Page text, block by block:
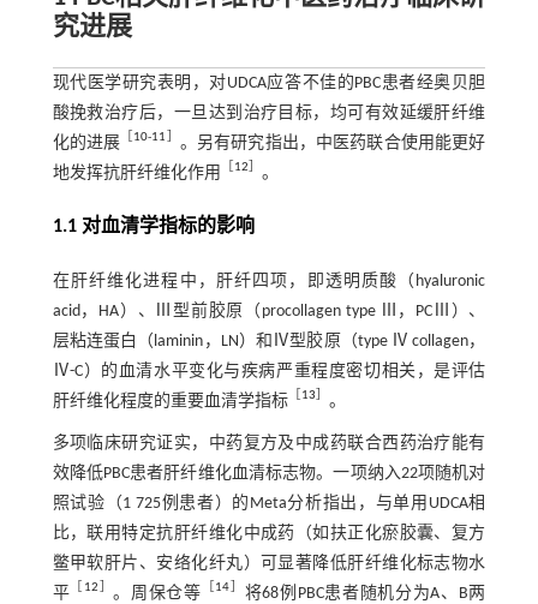
究进展
现代医学研究表明，对UDCA应答不佳的PBC患者经奥贝胆
酸挽救治疗后，一旦达到治疗目标，均可有效延缓肝纤维
化的进展 ［10-11］ 。另有研究指出，中医药联合使用能更好
地发挥抗肝纤维化作用
［12］ 。
1.1 对血清学指标的影响
在肝纤维化进程中，肝纤四项，即透明质酸（hyaluronic
acid，HA）、Ⅲ型前胶原（procollagen type Ⅲ，PCⅢ）、
层粘连蛋白（laminin，LN）和Ⅳ型胶原（type Ⅳ collagen，
Ⅳ-C）的血清水平变化与疾病严重程度密切相关，是评估
肝纤维化程度的重要血清学指标［13］ 。
多项临床研究证实，中药复方及中成药联合西药治疗能有
效降低PBC患者肝纤维化血清标志物。一项纳入22项随机对
照试验（1 725例患者）的Meta分析指出，与单用UDCA相
比，联用特定抗肝纤维化中成药（如扶正化瘀胶囊、复方
鳖甲软肝片、安络化纤丸）可显著降低肝纤维化标志物水
平 ［ 12］ 。周保仓等 ［14］ 将68例PBC患者随机分为A、B两